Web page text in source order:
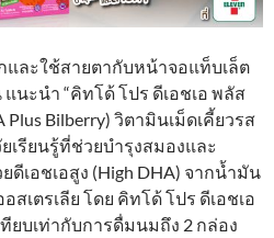
และใช้สายตากับหน้าจอแท็บเล็ต
ะนำ “คิทโด้ โปร ดีเอชเอ พลัส
Plus Bilberry) วิตามินเม็ดเคี้ยวรส
เรียนรู้ที่ช่วยบำรุงสมองและ
ดีเอชเอสูง (High DHA) จากน้ำมัน
เตรเลีย โดย คิทโด้ โปร ดีเอชเอ
ยบเท่ากับการดื่มนมถึง 2 กล่อง